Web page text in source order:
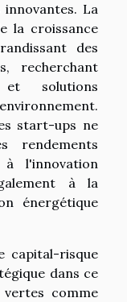
La
la croissance
des
recherchant
solutions
start-ups ne
rendements
à l'innovation
à la
énergétique
capital-risque
dans ce
comme